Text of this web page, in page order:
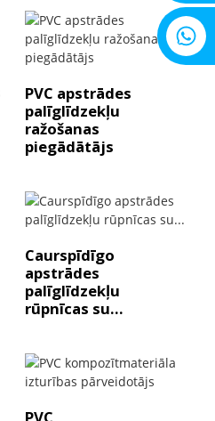
+8615805330828
PVC apstrādes
palīglīdzekļu
ražošanas
piegādātājs
Caurspīdīgo
apstrādes
palīglīdzekļu
rūpnīcas su...